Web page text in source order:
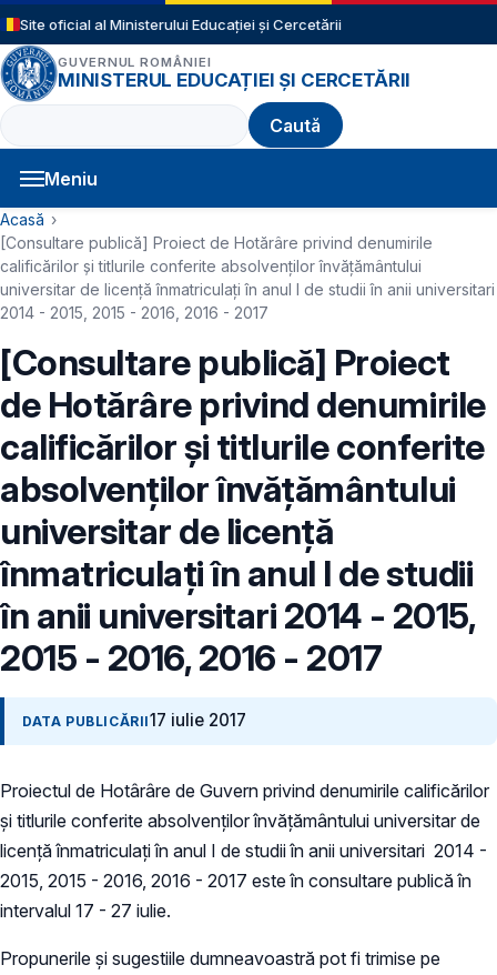
Sari la conținutul principal
Site oficial al Ministerului Educației și Cercetării
GUVERNUL ROMÂNIEI
MINISTERUL EDUCAȚIEI ȘI CERCETĂRII
Caută
Meniu
Navigație principală
Cale de navigare
Acasă
[Consultare publică] Proiect de Hotărâre privind denumirile
calificărilor și titlurile conferite absolvenților învățământului
universitar de licență înmatriculați în anul I de studii în anii universitari
2014 - 2015, 2015 - 2016, 2016 - 2017
[Consultare publică] Proiect
de Hotărâre privind denumirile
calificărilor și titlurile conferite
absolvenților învățământului
universitar de licență
înmatriculați în anul I de studii
în anii universitari 2014 - 2015,
2015 - 2016, 2016 - 2017
DATA PUBLICĂRII17 iulie 2017
Proiectul de Hotârâre de Guvern privind denumirile calificărilor
și titlurile conferite absolvenților învățământului universitar de
licență înmatriculați în anul I de studii în anii universitari 2014 -
2015, 2015 - 2016, 2016 - 2017 este în consultare publică în
intervalul 17 - 27 iulie.
Propunerile și sugestiile dumneavoastră pot fi trimise pe